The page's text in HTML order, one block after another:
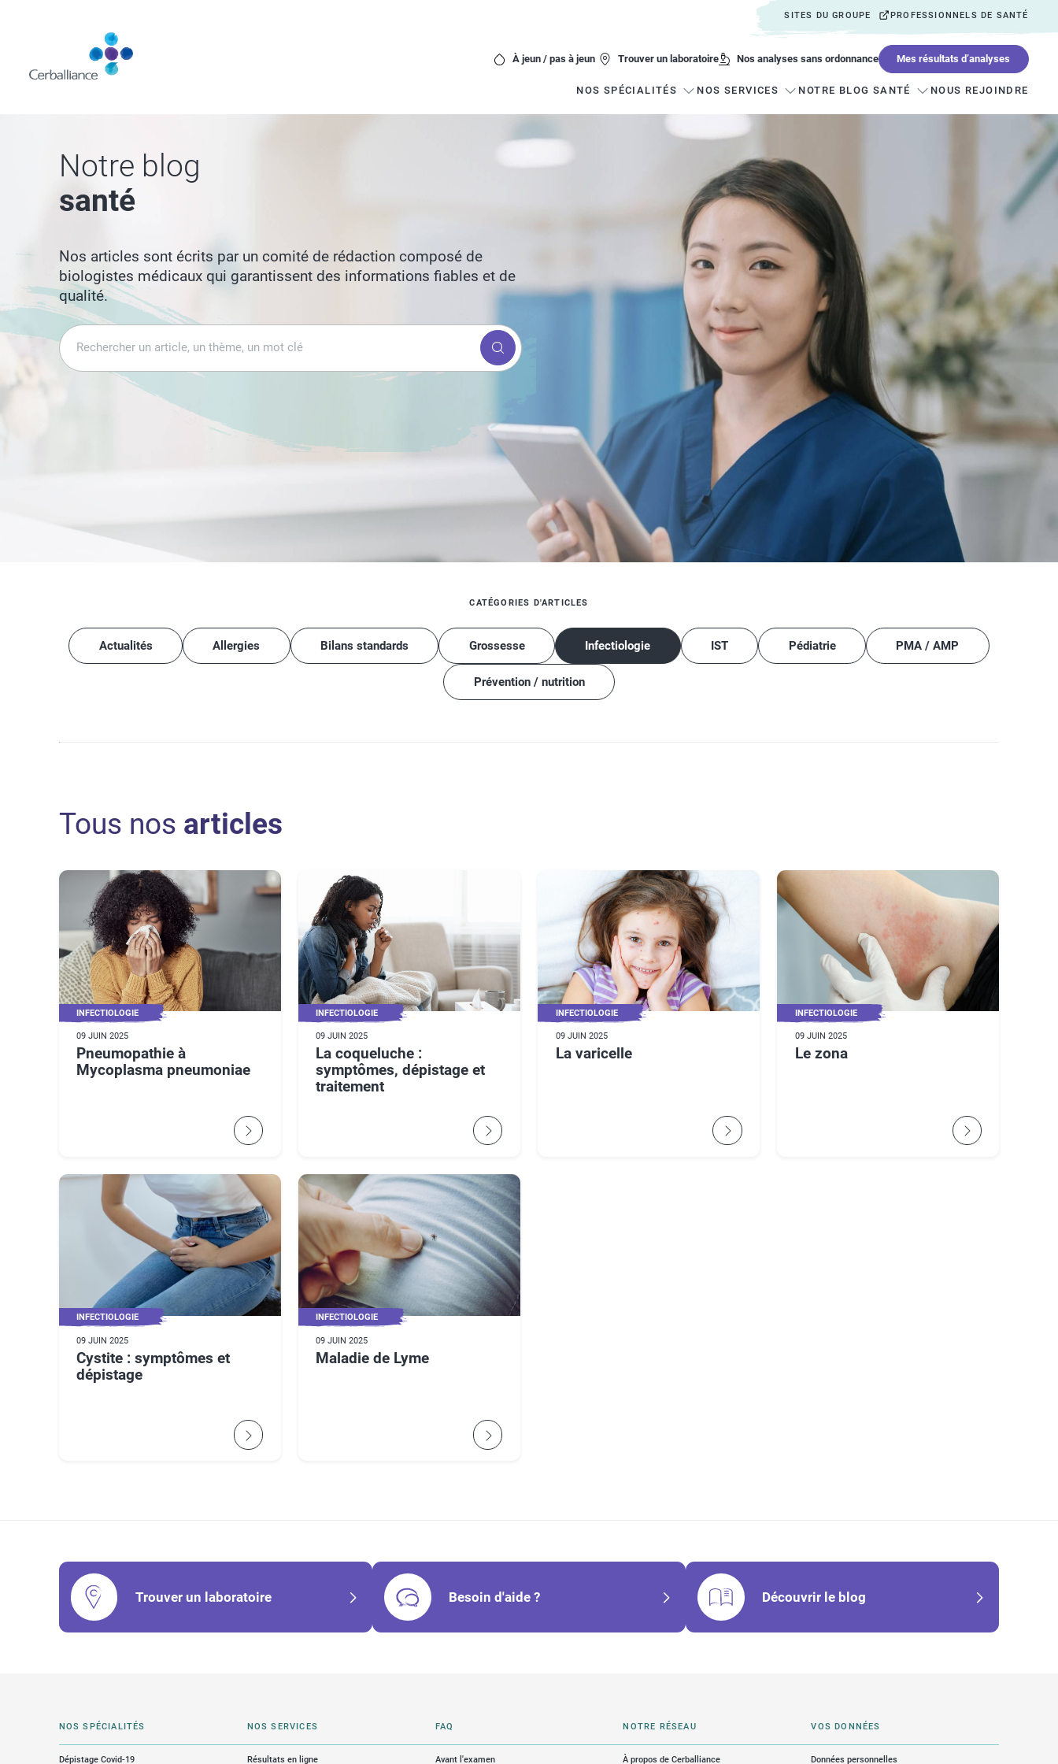
SITES DU GROUPE PROFESSIONNELS DE SANTÉ
À jeun / pas à jeun Trouver un laboratoire Nos analyses sans ordonnance Mes résultats d’analyses
NOS SPÉCIALITÉS NOS SERVICES NOTRE BLOG SANTÉ NOUS REJOINDRE
Notre blog
santé
Nos articles sont écrits par un comité de rédaction composé de
biologistes médicaux qui garantissent des informations fiables et de
qualité.
CATÉGORIES D'ARTICLES
Actualités Allergies Bilans standards Grossesse Infectiologie IST Pédiatrie PMA / AMP
Prévention / nutrition
Tous nos articles
INFECTIOLOGIE
09 JUIN 2025
Pneumopathie à
Mycoplasma pneumoniae
INFECTIOLOGIE
09 JUIN 2025
La coqueluche :
symptômes, dépistage et
traitement
INFECTIOLOGIE
09 JUIN 2025
La varicelle
INFECTIOLOGIE
09 JUIN 2025
Le zona
INFECTIOLOGIE
09 JUIN 2025
Cystite : symptômes et
dépistage
INFECTIOLOGIE
09 JUIN 2025
Maladie de Lyme
Trouver un laboratoire Besoin d'aide ? Découvrir le blog
NOS SPÉCIALITÉS
Dépistage Covid-19
NOS SERVICES
Résultats en ligne
FAQ
Avant l'examen
NOTRE RÉSEAU
À propos de Cerballiance
VOS DONNÉES
Données personnelles